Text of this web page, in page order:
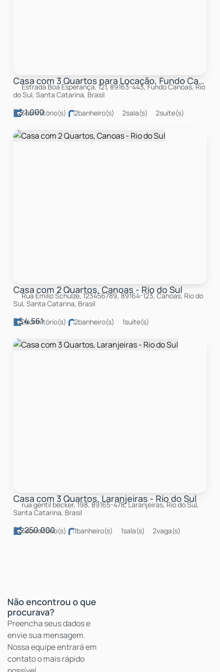
Casa com 3 Quartos para Locação, Fundo Canoas - Rio do Sul
R$1.000
Estrada Boa Esperança, 121, 89163-443, Fundo Canoas, Rio
do Sul, Santa Catarina, Brasil
3dormitório(s) 2banheiro(s) 2sala(s) 2suíte(s)
Casa com 2 Quartos, Canoas - Rio do Sul
R$4.561
Rua Emílio Schulze, 123456789, 89164-123, Canoas, Rio do
Sul, Santa Catarina, Brasil
2dormitório(s) 2banheiro(s) 1suíte(s)
Casa com 3 Quartos, Laranjeiras - Rio do Sul
R$250.000
rua gentil becker, 198, 89165-478, Laranjeiras, Rio do Sul,
Santa Catarina, Brasil
3dormitório(s) 1banheiro(s) 1sala(s) 2vaga(s)
Não encontrou o que
procurava?